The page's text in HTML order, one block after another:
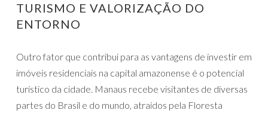
TURISMO E VALORIZAÇÃO DO
ENTORNO
Outro fator que contribui para as vantagens de investir em
imóveis residenciais na capital amazonense é o potencial
turístico da cidade. Manaus recebe visitantes de diversas
partes do Brasil e do mundo, atraídos pela Floresta